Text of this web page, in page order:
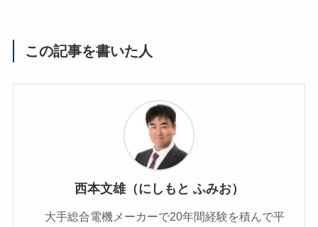
この記事を書いた人
西本文雄（にしもと ふみお）
大手総合電機メーカーで20年間経験を積んで平